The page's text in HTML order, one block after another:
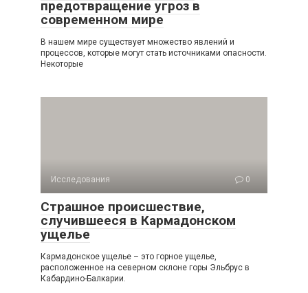
предотвращение угроз в
современном мире
В нашем мире существует множество явлений и
процессов, которые могут стать источниками опасности.
Некоторые
Исследования 0
Страшное происшествие,
случившееся в Кармадонском
ущелье
Кармадонское ущелье – это горное ущелье,
расположенное на северном склоне горы Эльбрус в
Кабардино-Балкарии.